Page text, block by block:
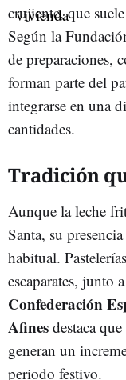
crujiente, que
Según la
de preparaciones,
forman parte del
integrarse en una
cantidades.
Tradición
Aunque la leche
Santa, su
habitual.
escaparates, junto
Confederación
Afines destaca
generan un
periodo festivo.